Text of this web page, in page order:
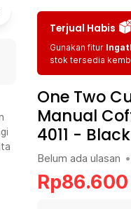
- 17:00)Selengkapnya
Tutup pada Idul Fitri
Tutup pada Idul Fitri
Tutup pada Idul Fitri
- 17:00) Selengkapnya
- 17:00) Selengkapnya
Terjual Habis
Gunakan fitur
stok tersedia
One Two
Manual
4011 - Black
Belum ada ulasan •
Rp86.600